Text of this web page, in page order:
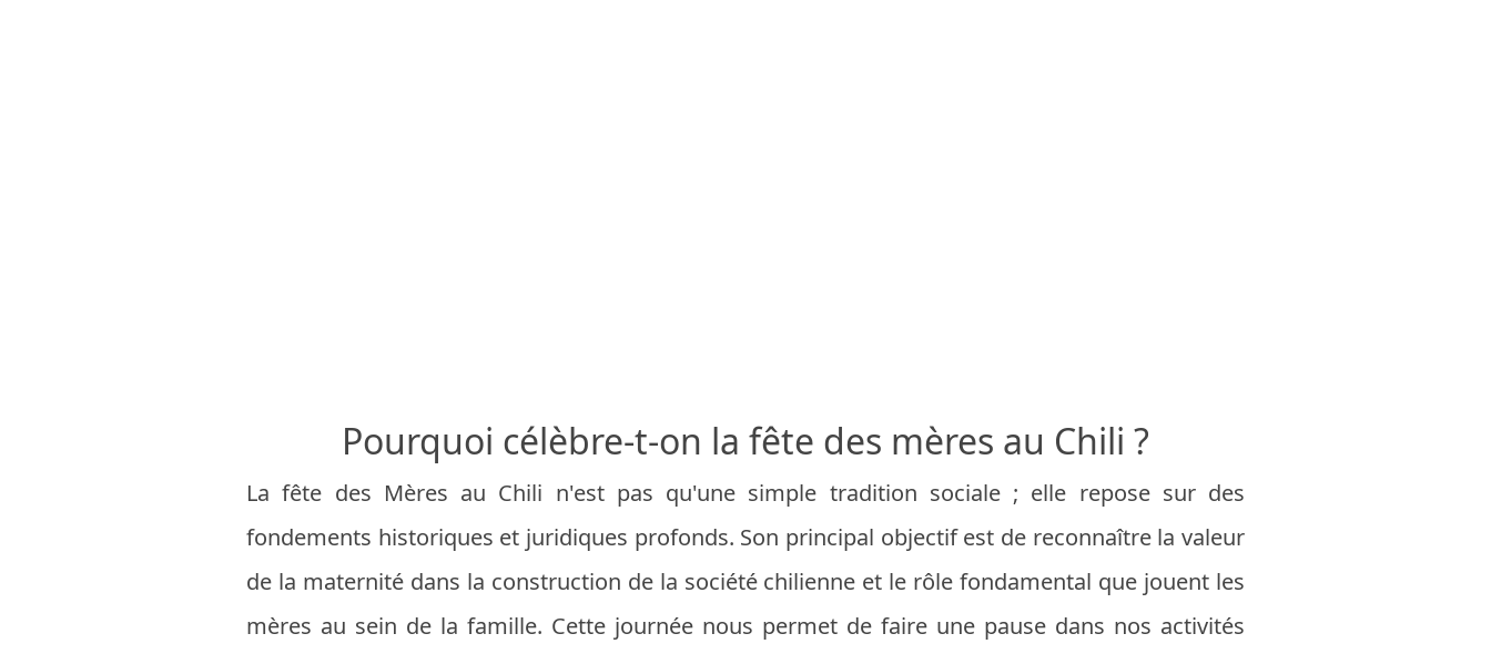
Pourquoi célèbre-t-on la fête des mères au Chili ?
La fête des Mères au Chili n'est pas qu'une simple tradition sociale ; elle repose sur des
fondements historiques et juridiques profonds. Son principal objectif est de reconnaître la valeur
de la maternité dans la construction de la société chilienne et le rôle fondamental que jouent les
mères au sein de la famille. Cette journée nous permet de faire une pause dans nos activités